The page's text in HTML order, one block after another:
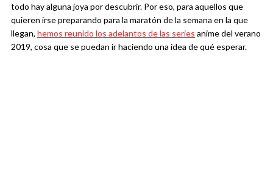
todo hay alguna joya por descubrir. Por eso, para aquellos que
quieren irse preparando para la maratón de la semana en la que
llegan, hemos reunido los adelantos de las series anime del verano
2019, cosa que se puedan ir haciendo una idea de qué esperar.